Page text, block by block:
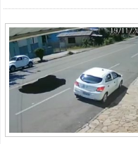
手マン嫌がる彼氏持ちギャル「
旦那と子作りしようと長い付き
【疑問】葬式←まぁわかる 四十
リニューアルを予告していた鹿
AHRA「DH導入が遅すぎる、た
スパロボで最後のまともな主人公